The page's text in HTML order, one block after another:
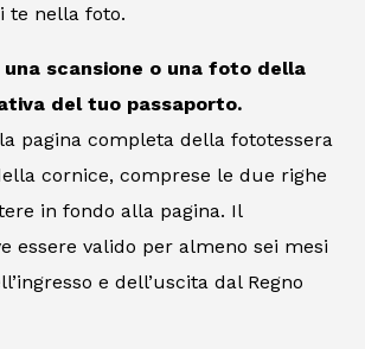
te nella foto.
una scansione o una foto della
del tuo passaporto.
pagina completa della fototessera
cornice, comprese le due righe
in fondo alla pagina. Il
essere valido per almeno sei mesi
e dell’uscita dal Regno